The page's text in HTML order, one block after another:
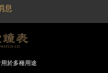
息
堂
牌
於多種用途